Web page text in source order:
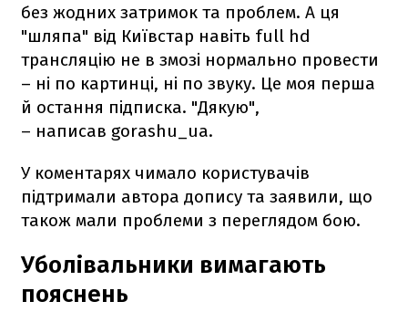
без жодних затримок та проблем. А ця
"шляпа" від Київстар навіть full hd
трансляцію не в змозі нормально провести
– ні по картинці, ні по звуку. Це моя перша
й остання підписка. "Дякую",
– написав gorashu_ua.
У коментарях чимало користувачів
підтримали автора допису та заявили, що
також мали проблеми з переглядом бою.
Уболівальники вимагають
пояснень